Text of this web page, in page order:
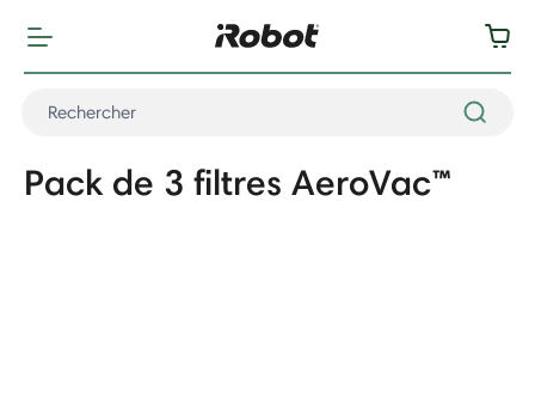
Pack de 3 filtres AeroVac™